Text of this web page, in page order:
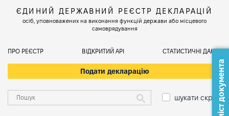
ЄДИНИЙ ДЕРЖАВНИЙ РЕЄСТР ДЕКЛАРАЦІЙ
осіб, уповноважених на виконання функцій держави або місцевого
самоврядування
ПРО РЕЄСТР ВІДКРИТИЙ АРІ СТАТИСТИЧНІ ДАНІ
Подати декларацію
шукати скрізьЗміст документа